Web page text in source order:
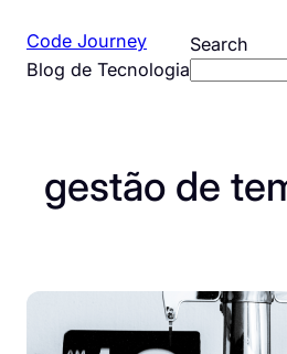
para
Code Journey
Blog de Tecnologia
Search
gestão de